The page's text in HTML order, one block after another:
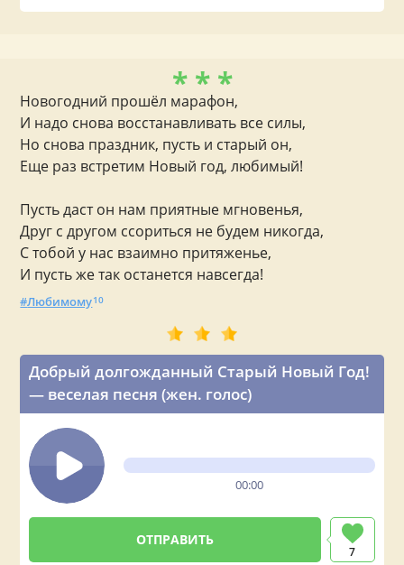
Добрый долгожданный Старый Новый Год!
— веселая песня (жен. голос)
00:00
7
* * *
Новогодний прошёл марафон,
И надо снова восстанавливать все силы,
Но снова праздник, пусть и старый он,
Еще раз встретим Новый год, любимый!
Пусть даст он нам приятные мгновенья,
Друг с другом ссориться не будем никогда,
С тобой у нас взаимно притяженье,
И пусть же так останется навсегда!
Любимому10